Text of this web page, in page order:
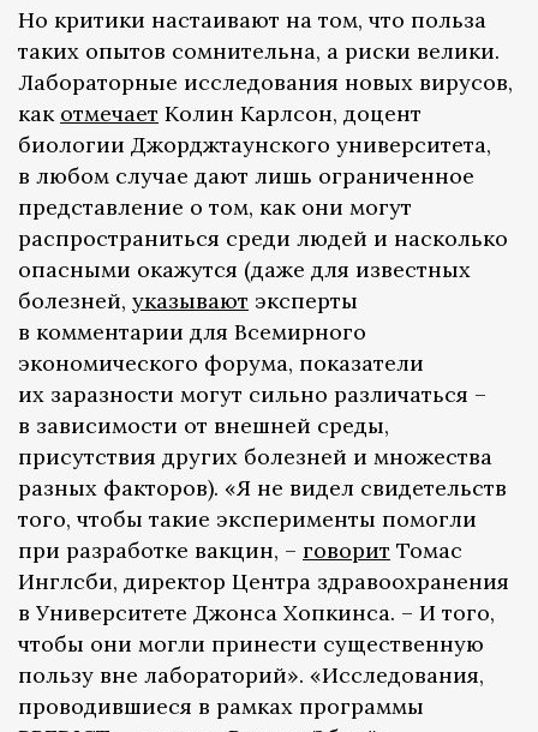
Но критики настаивают на том, что польза
таких опытов сомнительна, а риски велики.
Лабораторные исследования новых вирусов,
как отмечает Колин Карлсон, доцент
биологии Джорджтаунского университета,
в любом случае дают лишь ограниченное
представление о том, как они могут
распространиться среди людей и насколько
опасными окажутся (даже для известных
болезней, указывают эксперты
в комментарии для Всемирного
экономического форума, показатели
их заразности могут сильно различаться –
в зависимости от внешней среды,
присутствия других болезней и множества
разных факторов). «Я не видел свидетельств
того, чтобы такие эксперименты помогли
при разработке вакцин, – говорит Томас
Инглсби, директор Центра здравоохранения
в Университете Джонса Хопкинса. – И того,
чтобы они могли принести существенную
пользу вне лабораторий». «Исследования,
проводившиеся в рамках программы